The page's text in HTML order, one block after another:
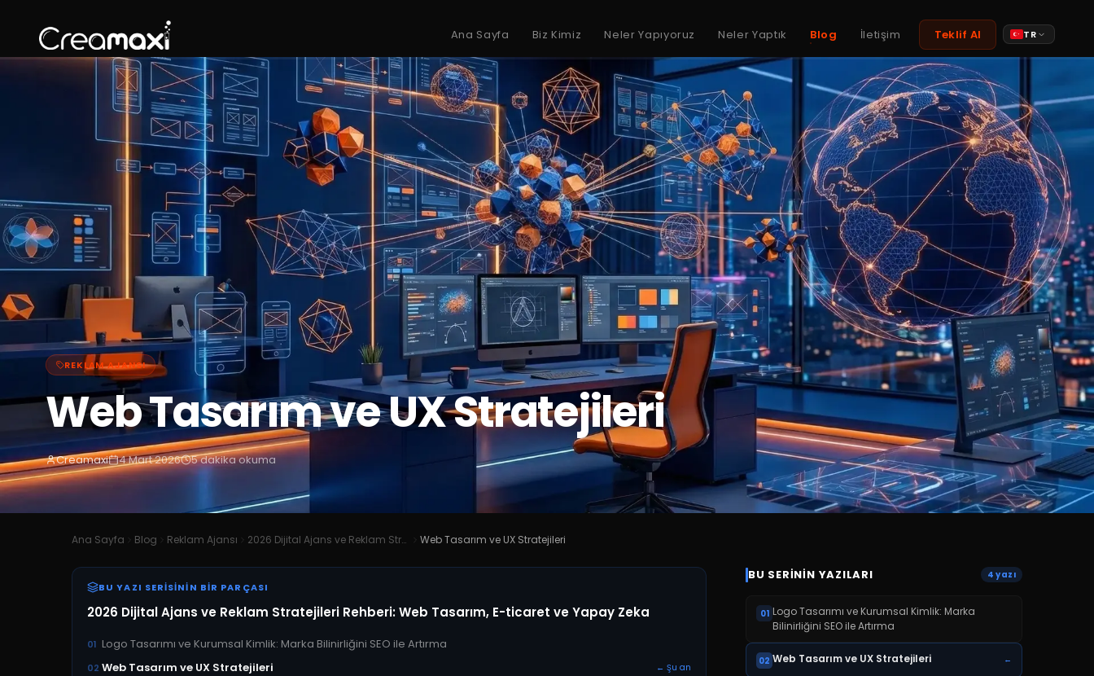
Ana Sayfa Biz Kimiz Neler Yapıyoruz Neler Yaptık Blog İletişim Teklif Al TR
REKLAM AJANSI
Web Tasarım ve UX Stratejileri
Creamaxi 4 Mart 2026 5dakika okuma
Ana Sayfa Blog Reklam Ajansı 2026 Dijital Ajans ve Reklam Stratejileri Rehberi: Web Tasarım, E-ticaret ve Yapay Zeka Web Tasarım ve UX Stratejileri
BU YAZI SERISININ BIR PARÇASI
2026 Dijital Ajans ve Reklam Stratejileri Rehberi: Web Tasarım, E-ticaret ve Yapay Zeka
01 Logo Tasarımı ve Kurumsal Kimlik: Marka Bilinirliğini SEO ile Artırma
02 Web Tasarım ve UX Stratejileri ← Şu an
BU SERININ YAZILARI 4 yazı
01 Logo Tasarımı ve Kurumsal Kimlik: Marka
Bilinirliğini SEO ile Artırma
02 Web Tasarım ve UX Stratejileri ←